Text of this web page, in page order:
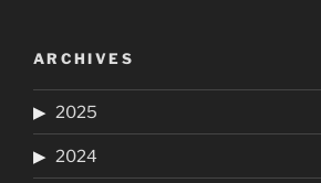
ARCHIVES
2025
2024